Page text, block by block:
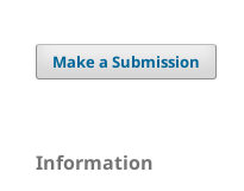
Make a Submission
Information